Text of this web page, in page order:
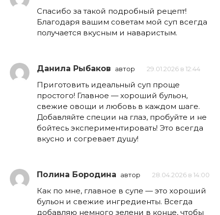
Спасибо за такой подробный рецепт!
Благодаря вашим советам мой суп всегда
получается вкусным и наваристым.
Данила Рыбаков автор 29.01.2026 в 12:44
Приготовить идеальный суп проще
простого! Главное — хороший бульон,
свежие овощи и любовь в каждом шаге.
Добавляйте специи на глаз, пробуйте и не
бойтесь экспериментировать! Это всегда
вкусно и согревает душу!
Полина Бородина автор 28.04.2026 в 14:00
Как по мне, главное в супе — это хороший
бульон и свежие ингредиенты. Всегда
добавляю немного зелени в конце, чтобы